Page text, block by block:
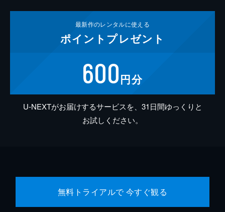
最新作のレンタルに使える
ポイント プレゼント
600円分
U-NEXTがお届けするサービスを、31日間ゆっくりと
お試しください。
無料トライアルで 今すぐ観る